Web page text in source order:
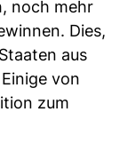
noch mehr
Dies,
aus
von
zum